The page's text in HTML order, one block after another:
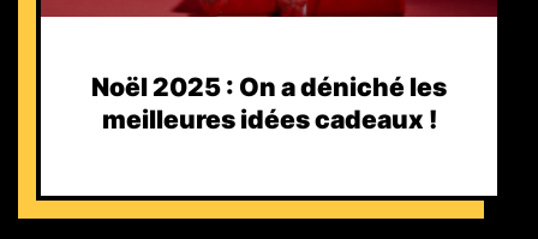
Noël 2025 : On a déniché les
meilleures idées cadeaux !